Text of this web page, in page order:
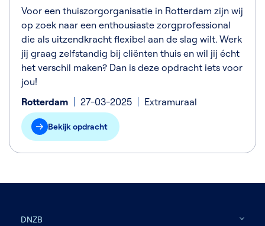
Voor een thuiszorgorganisatie in Rotterdam zijn wij
op zoek naar een enthousiaste zorgprofessional
die als uitzendkracht flexibel aan de slag wilt. Werk
jij graag zelfstandig bij cliënten thuis en wil jij écht
het verschil maken? Dan is deze opdracht iets voor
jou!
Rotterdam
27-03-2025 Extramuraal
Bekijk opdracht
DNZB